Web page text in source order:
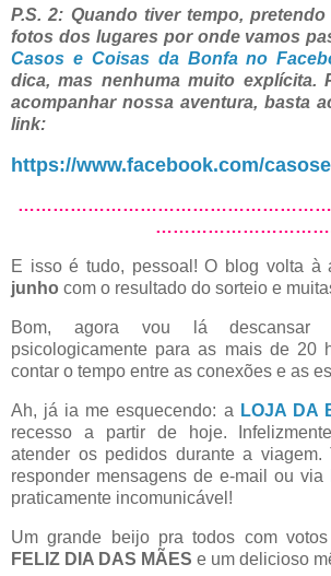
P.S. 2: Quando tiver tempo,
fotos dos lugares por onde vamos
Casos e Coisas da Bonfa no
dica, mas nenhuma muito explícita.
acompanhar nossa aventura, basta
link:
https://www.facebook.com/
E isso é tudo, pessoal! O blog volta à
junho com o resultado do sorteio e
Bom, agora vou lá descansar
psicologicamente para as mais de 20
contar o tempo entre as conexões e as
Ah, já ia me esquecendo: a LOJA DA
recesso a partir de hoje.
atender os pedidos durante a viagem.
responder mensagens de e-mail ou via
praticamente incomunicável!
Um grande beijo pra todos com
FELIZ DIA DAS MÃES e um delicioso